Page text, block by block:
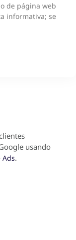
de página web
informativa; se
usando
Ads.